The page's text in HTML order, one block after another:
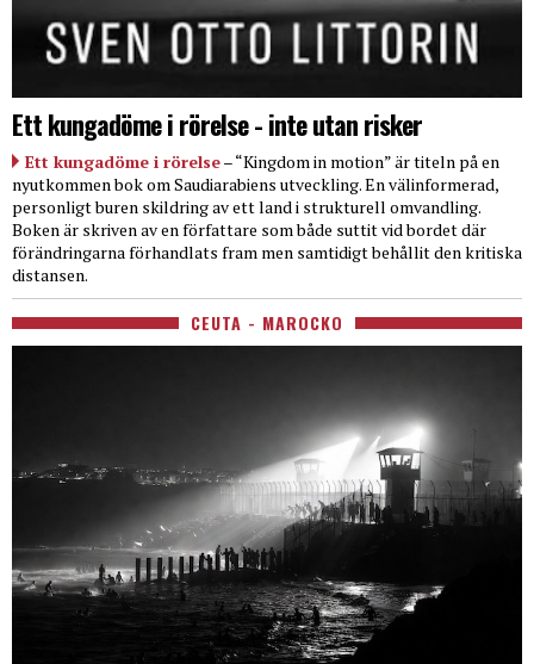
Ett kungadöme i rörelse - inte utan risker
Ett kungadöme i rörelse– “Kingdom in motion” är titeln på en
nyutkommen bok om Saudiarabiens utveckling. En välinformerad,
personligt buren skildring av ett land i strukturell omvandling.
Boken är skriven av en författare som både suttit vid bordet där
förändringarna förhandlats fram men samtidigt behållit den kritiska
distansen.
CEUTA - MAROCKO